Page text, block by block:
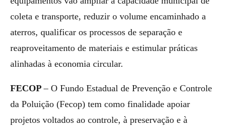
coleta e transporte, reduzir o volume encaminhado a
aterros, qualificar os processos de separação e
reaproveitamento de materiais e estimular práticas
alinhadas à economia circular.
FECOP– O Fundo Estadual de Prevenção e Controle
da Poluição (Fecop) tem como finalidade apoiar
projetos voltados ao controle, à preservação e à